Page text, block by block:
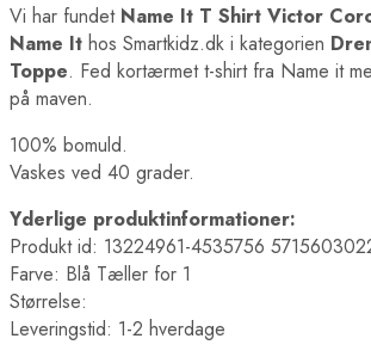
Vi har fundet Name It T Shirt Victor
Name It hos Smartkidz.dk i kategorien
Toppe. Fed kortærmet t-shirt fra Name it
på maven.
100% bomuld.
Vaskes ved 40 grader.
Yderlige produktinformationer:
Produkt id: 13224961-4535756
Farve: Blå Tæller for 1
Størrelse:
Leveringstid: 1-2 hverdage